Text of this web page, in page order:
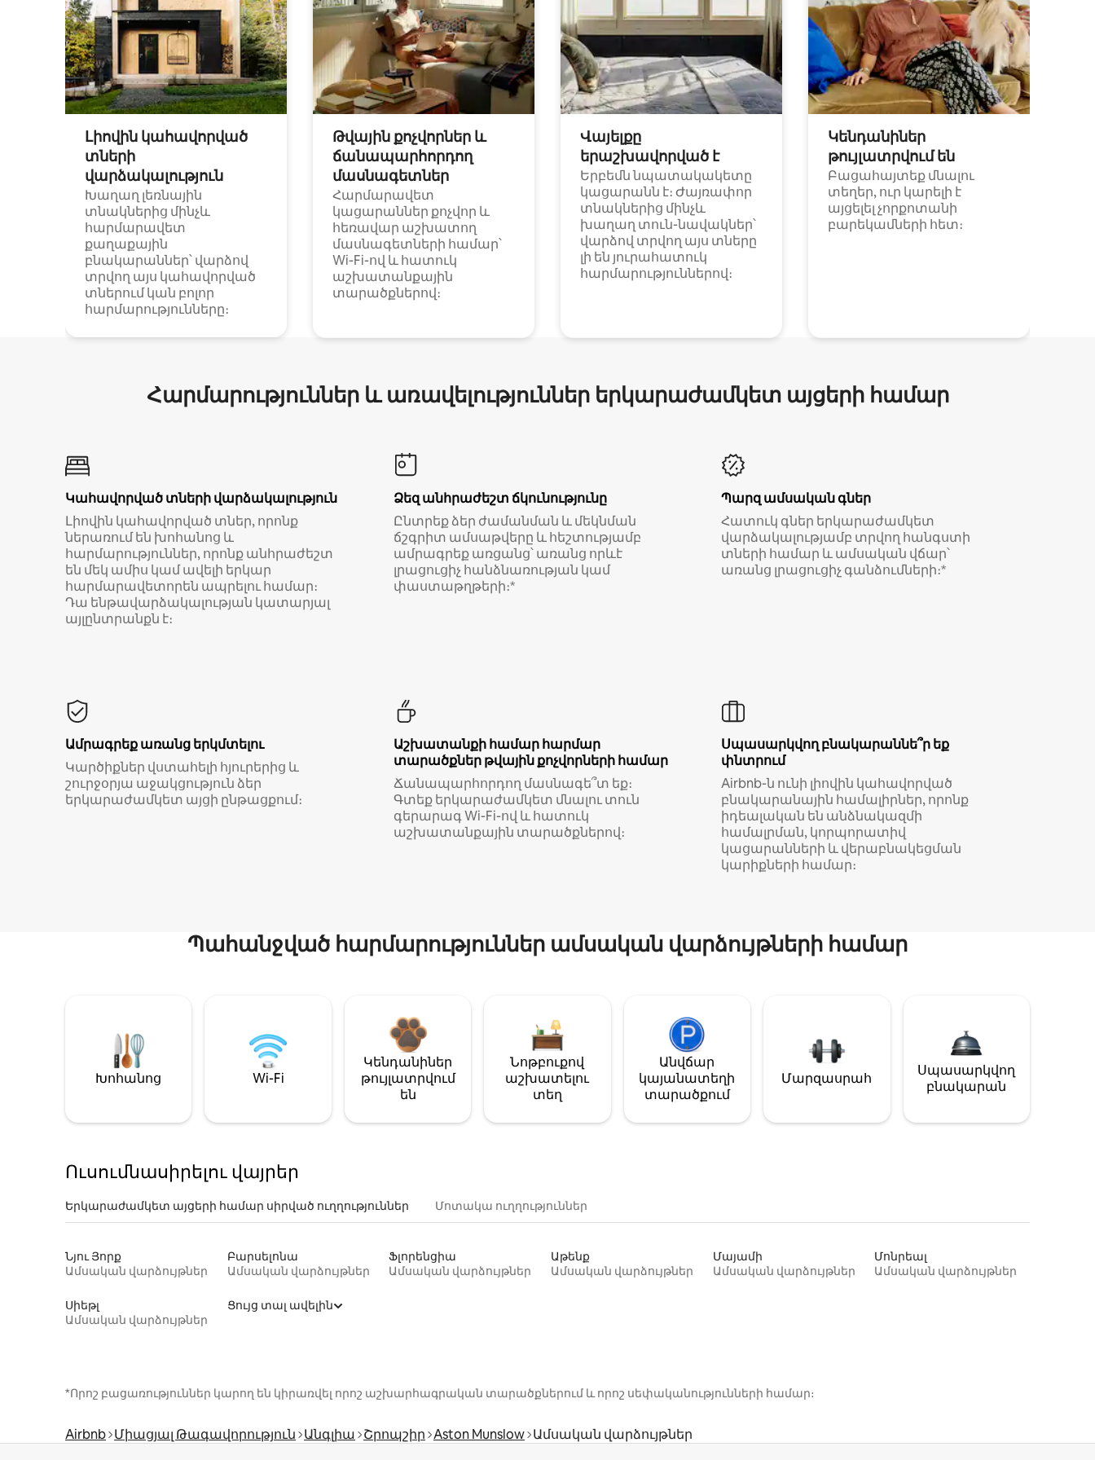
Լիովին կահավորված
տների
վարձակալություն
Խաղաղ լեռնային
տնակներից մինչև
հարմարավետ
քաղաքային
բնակարաններ՝ վարձով
տրվող այս կահավորված
տներում կան բոլոր
հարմարությունները։
Թվային քոչվորներ և
ճանապարհորդող
մասնագետներ
Հարմարավետ
կացարաններ քոչվոր և
հեռավար աշխատող
մասնագետների համար՝
Wi-Fi-ով և հատուկ
աշխատանքային
տարածքներով։
Վայելքը
երաշխավորված է
Երբեմն նպատակակետը
կացարանն է։ Ժայռափոր
տնակներից մինչև
խաղաղ տուն-նավակներ՝
վարձով տրվող այս տները
լի են յուրահատուկ
հարմարություններով։
Կենդանիներ
թույլատրվում են
Բացահայտեք մնալու
տեղեր, ուր կարելի է
այցելել չորքոտանի
բարեկամների հետ։
Հարմարություններ և առավելություններ երկարաժամկետ այցերի համար
Կահավորված տների վարձակալություն
Լիովին կահավորված տներ, որոնք
ներառում են խոհանոց և
հարմարություններ, որոնք անհրաժեշտ
են մեկ ամիս կամ ավելի երկար
հարմարավետորեն ապրելու համար։
Դա ենթավարձակալության կատարյալ
այլընտրանքն է։
Ձեզ անհրաժեշտ ճկունությունը
Ընտրեք ձեր ժամանման և մեկնման
ճշգրիտ ամսաթվերը և հեշտությամբ
ամրագրեք առցանց՝ առանց որևէ
լրացուցիչ հանձնառության կամ
փաստաթղթերի։*
Պարզ ամսական գներ
Հատուկ գներ երկարաժամկետ
վարձակալությամբ տրվող հանգստի
տների համար և ամսական վճար՝
առանց լրացուցիչ գանձումների։*
Ամրագրեք առանց երկմտելու
Կարծիքներ վստահելի հյուրերից և
շուրջօրյա աջակցություն ձեր
երկարաժամկետ այցի ընթացքում։
Աշխատանքի համար հարմար
տարածքներ թվային քոչվորների համար
Ճանապարհորդող մասնագե՞տ եք։
Գտեք երկարաժամկետ մնալու տուն
գերարագ Wi-Fi-ով և հատուկ
աշխատանքային տարածքներով։
Սպասարկվող բնակարաննե՞ր եք
փնտրում
Airbnb-ն ունի լիովին կահավորված
բնակարանային համալիրներ, որոնք
իդեալական են անձնակազմի
համալրման, կորպորատիվ
կացարանների և վերաբնակեցման
կարիքների համար։
Պահանջված հարմարություններ ամսական վարձույթների համար
Խոհանոց Wi-Fi
Կենդանիներ
թույլատրվում
են
Նոթբուքով
աշխատելու
տեղ
Անվճար
կայանատեղի
տարածքում
Մարզասրահ
Սպասարկվող
բնակարան
Ուսումնասիրելու վայրեր
Երկարաժամկետ այցերի համար սիրված ուղղություններ Մոտակա ուղղություններ
Նյու Յորք
Ամսական վարձույթներ
Բարսելոնա
Ամսական վարձույթներ
Ֆլորենցիա
Ամսական վարձույթներ
Աթենք
Ամսական վարձույթներ
Մայամի
Ամսական վարձույթներ
Մոնրեալ
Ամսական վարձույթներ
Սիեթլ
Ամսական վարձույթներ
Ցույց տալ ավելին
*Որոշ բացառություններ կարող են կիրառվել որոշ աշխարհագրական տարածքներում և որոշ սեփականությունների համար։
Airbnb Միացյալ Թագավորություն Անգլիա Շրոպշիր Aston Munslow Ամսական վարձույթներ